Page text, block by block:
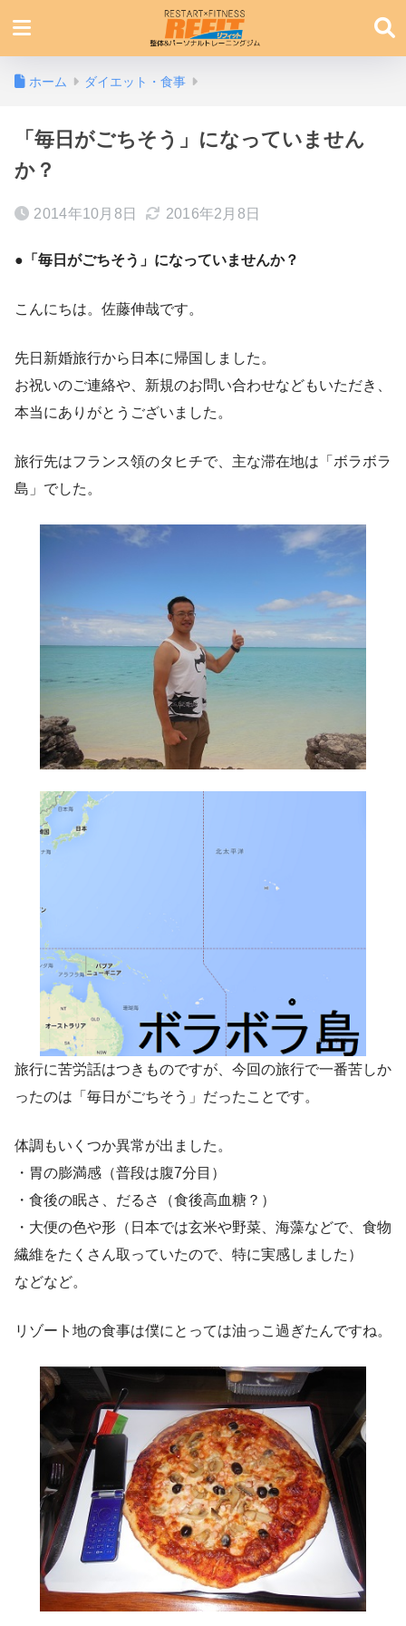
ホーム ダイエット・食事
「毎日がごちそう」になっていません
か？
2014年10月8日 2016年2月8日
●「毎日がごちそう」になっていませんか？
こんにちは。佐藤伸哉です。
先日新婚旅行から日本に帰国しました。
お祝いのご連絡や、新規のお問い合わせなどもいただき、
本当にありがとうございました。
旅行先はフランス領のタヒチで、主な滞在地は「ボラボラ
島」でした。
旅行に苦労話はつきものですが、今回の旅行で一番苦しか
ったのは「毎日がごちそう」だったことです。
体調もいくつか異常が出ました。
・胃の膨満感（普段は腹7分目）
・食後の眠さ、だるさ（食後高血糖？）
・大便の色や形（日本では玄米や野菜、海藻などで、食物
繊維をたくさん取っていたので、特に実感しました）
などなど。
リゾート地の食事は僕にとっては油っこ過ぎたんですね。